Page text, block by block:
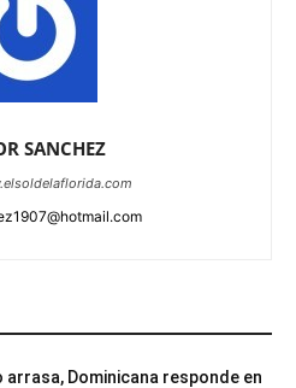
SANCHEZ
arrasa, Dominicana responde en